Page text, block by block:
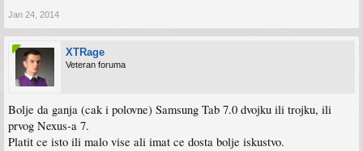
Jan 24, 2014
XTRage
Veteran foruma
Bolje da ganja (cak i polovne) Samsung Tab 7.0 dvojku ili trojku, ili
prvog Nexus-a 7.
Platit ce isto ili malo vise ali imat ce dosta bolje iskustvo.